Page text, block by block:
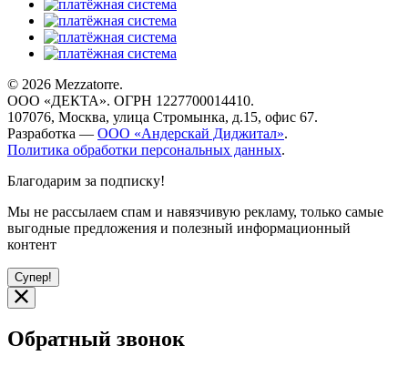
© 2026 Mezzatorre.
ООО «ДЕКТА». ОГРН 1227700014410.
107076, Москва, улица Стромынка, д.15, офис 67.
Разработка — ООО «Андерскай Диджитал».
Политика обработки персональных данных.
Благодарим за подписку!
Мы не рассылаем спам и навязчивую рекламу, только самые
выгодные предложения и полезный информационный
контент
Супер!
Обратный звонок